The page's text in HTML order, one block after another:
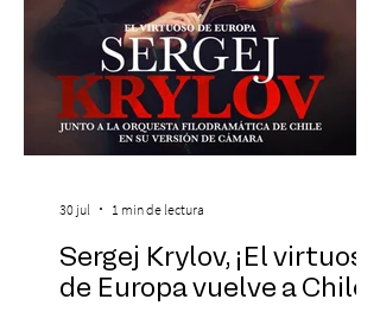
Sergej Krylov, ¡El virtuoso
de Europa vuelve a Chile!
30 jul 1 min de lectura